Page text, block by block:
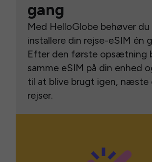
gang
Med HelloGlobe behøver du
installere din rejse-eSIM én
Efter den første opsætning
samme eSIM på din enhed
til at blive brugt igen, næste
rejser.